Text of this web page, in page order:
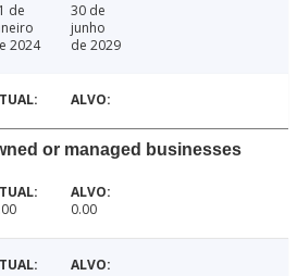
de
2024
30 de
junho
de 2029
or managed businesses
0.00